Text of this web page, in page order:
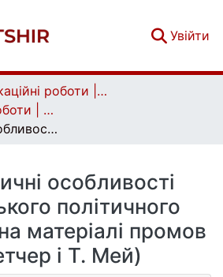
Увійти
Кваліфікаційні роботи | Qualifying works
Магістерські роботи | Master's theses
Лінгвістичні особливості британського політичного дискурсу (на матеріалі промов М. Тетчер і Т. Мей)
особливості
політичного
матеріалі промов
і Т. Мей)